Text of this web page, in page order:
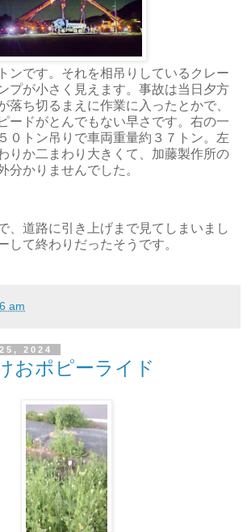
ンです。それを相吊りしているクレー
プが小さく見えます。事故は当日夕方
落ち切るまえに作業に入ったとかで、
ードがとんでもない早さです。右の一
０トン吊りで車両重量約３７トン。左
りか二まわり大きくて、加藤製作所の
分かりませんでした。
、道路に引き上げまで見てしまいまし
して終わりだったそうです。
am
2024
おポピーライド